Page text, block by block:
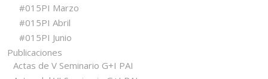
#015PI Marzo
#015PI Abril
#015PI Junio
Publicaciones
Actas de V Seminario G+I PAI